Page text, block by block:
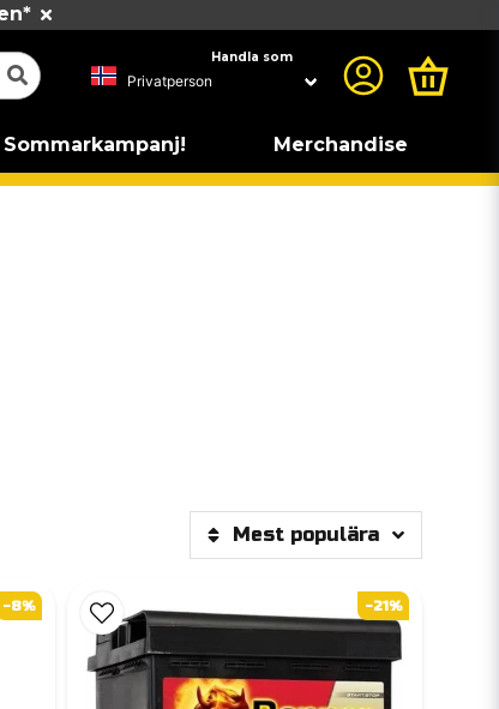
Handla som
Sommarkampanj! Merchandise
Mest populära
-8% -21%